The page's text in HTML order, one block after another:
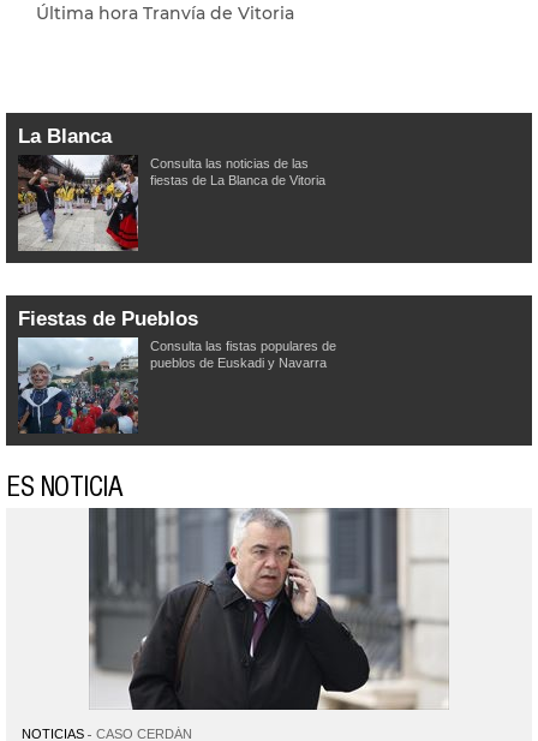
Última hora Tranvía de Vitoria
La Blanca
Consulta las noticias de las
fiestas de La Blanca de Vitoria
Fiestas de Pueblos
Consulta las fistas populares de
pueblos de Euskadi y Navarra
ES NOTICIA
NOTICIAS CASO CERDÁN